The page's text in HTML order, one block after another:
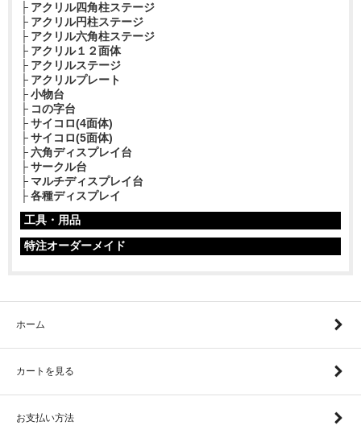
アクリル四角柱ステージ
アクリル円柱ステージ
アクリル六角柱ステージ
アクリル１２面体
アクリルステージ
アクリルプレート
小物台
コの字台
サイコロ(4面体)
サイコロ(5面体)
六角ディスプレイ台
サークル台
マルチディスプレイ台
各種ディスプレイ
工具・用品
特注オーダーメイド
ホーム
カートを見る
お支払い方法